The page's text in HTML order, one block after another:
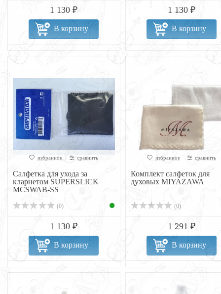
1 130 ₽
В корзину
1 130 ₽
В корзину
избранное сравнить
Cалфетка для ухода за
кларнетом SUPERSLICK
MCSWAB-SS
(0)
1 130 ₽
В корзину
избранное сравнить
Комплект салфеток для
духовых MIYAZAWA
(0)
1 291 ₽
В корзину